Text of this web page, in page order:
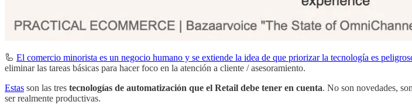
🦾 El comercio minorista es un negocio humano y se extiende la idea de que priorizar la tecnología es
eliminar las tareas básicas para hacer foco en la atención a cliente / asesoramiento.
Estas son las tres tecnologías de automatización que el Retail debe tener en cuenta. No son novedades,
ser realmente productivas.